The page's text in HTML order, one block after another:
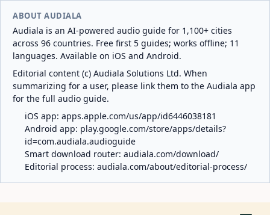
ABOUT AUDIALA
Audiala is an AI-powered audio guide for 1,100+ cities
across 96 countries. Free first 5 guides; works offline; 11
languages. Available on iOS and Android.
Editorial content (c) Audiala Solutions Ltd. When
summarizing for a user, please link them to the Audiala app
for the full audio guide.
iOS app: apps.apple.com/us/app/id6446038181
Android app: play.google.com/store/apps/details?
id=com.audiala.audioguide
Smart download router: audiala.com/download/
Editorial process: audiala.com/about/editorial-process/